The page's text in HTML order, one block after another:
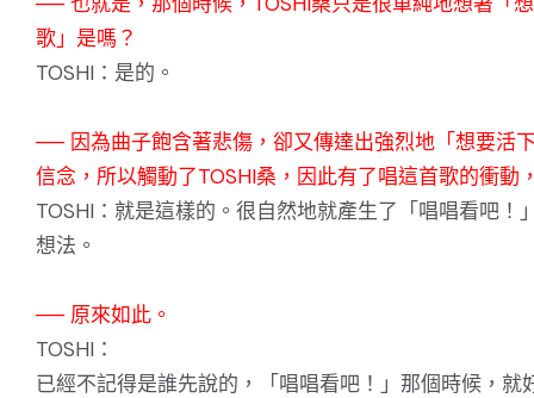
歌」是嗎？
TOSHI：是的。
── 因為曲子飽含著悲傷，卻又傳達出強烈地「想要活
信念，所以觸動了TOSHI桑，因此有了唱這首歌的衝動
TOSHI：就是這樣的。很自然地就產生了「唱唱看吧！
想法。
── 原來如此。
TOSHI：
已經不記得是誰先說的，「唱唱看吧！」那個時候，就